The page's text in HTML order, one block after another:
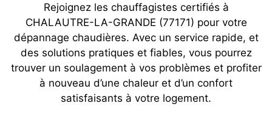
Rejoignez les chauffagistes certifiés à
CHALAUTRE-LA-GRANDE (77171) pour votre
dépannage chaudières. Avec un service rapide, et
des solutions pratiques et fiables, vous pourrez
trouver un soulagement à vos problèmes et profiter
à nouveau d’une chaleur et d’un confort
satisfaisants à votre logement.